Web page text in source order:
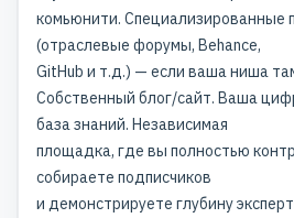
комьюнити. Специализированные
(отраслевые форумы, Behance,
GitHub и т.д.) — если ваша ниша
Собственный блог/сайт. Ваша
база знаний. Независимая
площадка, где вы полностью
собираете подписчиков
и демонстрируете глубину